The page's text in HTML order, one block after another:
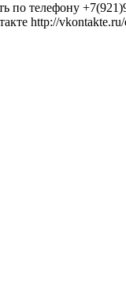
по телефону
http://